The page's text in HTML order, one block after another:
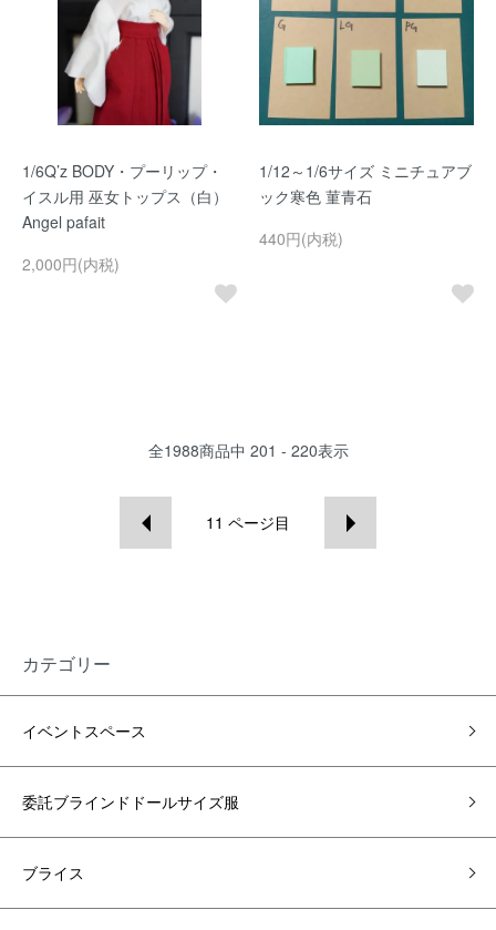
1/6Q’z BODY・プーリップ・
イスル用 巫女トップス（白）
Angel pafait
2,000円(内税)
1/12～1/6サイズ ミニチュアブ
ック寒色 菫青石
440円(内税)
全1988商品中 201 - 220表示
11 ページ目
カテゴリー
イベントスペース
委託ブラインドドールサイズ服
ブライス